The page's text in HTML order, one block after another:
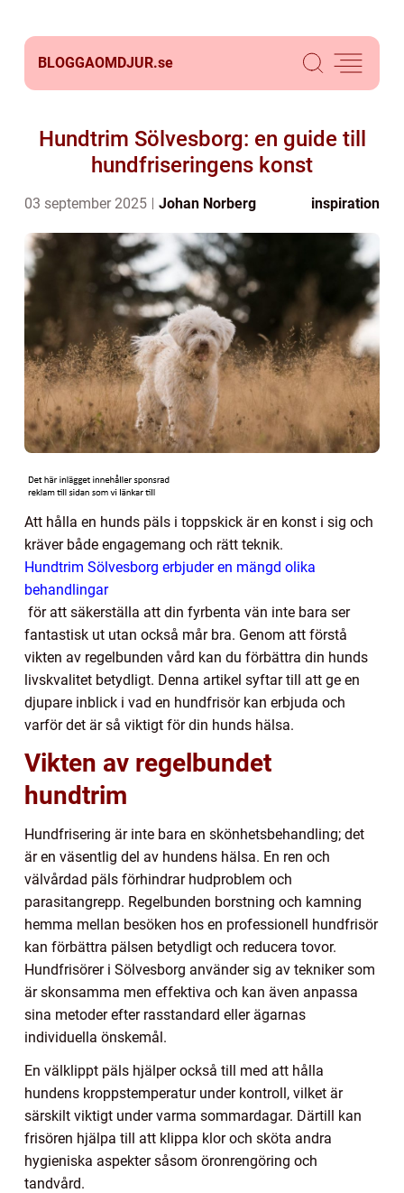
BLOGGAOMDJUR.se
Hundtrim Sölvesborg: en guide till
hundfriseringens konst
03 september 2025 Johan Norberg inspiration
Att hålla en hunds päls i toppskick är en konst i sig och
kräver både engagemang och rätt teknik.
Hundtrim Sölvesborg erbjuder en mängd olika
behandlingar
för att säkerställa att din fyrbenta vän inte bara ser
fantastisk ut utan också mår bra. Genom att förstå
vikten av regelbunden vård kan du förbättra din hunds
livskvalitet betydligt. Denna artikel syftar till att ge en
djupare inblick i vad en hundfrisör kan erbjuda och
varför det är så viktigt för din hunds hälsa.
Vikten av regelbundet
hundtrim
Hundfrisering är inte bara en skönhetsbehandling; det
är en väsentlig del av hundens hälsa. En ren och
välvårdad päls förhindrar hudproblem och
parasitangrepp. Regelbunden borstning och kamning
hemma mellan besöken hos en professionell hundfrisör
kan förbättra pälsen betydligt och reducera tovor.
Hundfrisörer i Sölvesborg använder sig av tekniker som
är skonsamma men effektiva och kan även anpassa
sina metoder efter rasstandard eller ägarnas
individuella önskemål.
En välklippt päls hjälper också till med att hålla
hundens kroppstemperatur under kontroll, vilket är
särskilt viktigt under varma sommardagar. Därtill kan
frisören hjälpa till att klippa klor och sköta andra
hygieniska aspekter såsom öronrengöring och
tandvård.